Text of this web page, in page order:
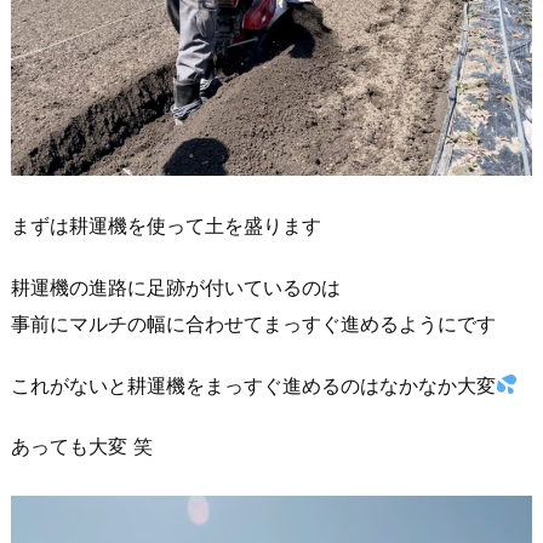
まずは耕運機を使って土を盛ります
耕運機の進路に足跡が付いているのは
事前にマルチの幅に合わせてまっすぐ進めるようにです
これがないと耕運機をまっすぐ進めるのはなかなか大変
あっても大変 笑